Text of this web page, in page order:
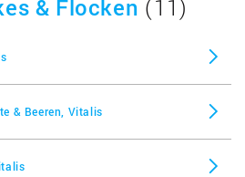
& Flocken (11)
& Beeren, Vitalis